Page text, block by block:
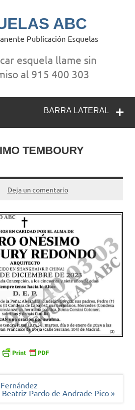
ABC
Publicación Esquelas
esquela llame sin
al 915 400 303
BARRA LATERAL
TEMBOURY
Deja un comentario
Beatriz Pardo de Andrade Pico »